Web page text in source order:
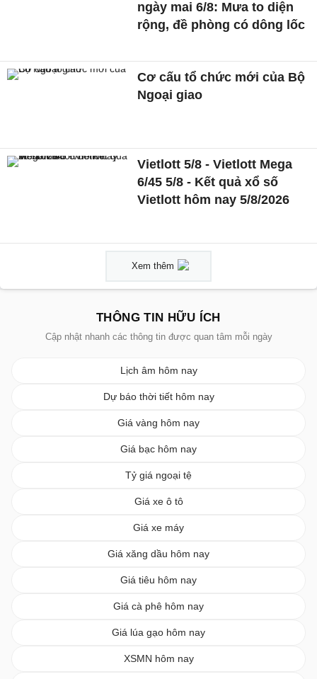
ngày mai 6/8: Mưa to diện
rộng, đề phòng có dông lốc
Cơ cấu tổ chức mới của Bộ
Ngoại giao
Vietlott 5/8 - Vietlott Mega
6/45 5/8 - Kết quả xổ số
Vietlott hôm nay 5/8/2026
Xem thêm
THÔNG TIN HỮU ÍCH
Cập nhật nhanh các thông tin được quan tâm mỗi ngày
Lịch âm hôm nay
Dự báo thời tiết hôm nay
Giá vàng hôm nay
Giá bạc hôm nay
Tỷ giá ngoại tệ
Giá xe ô tô
Giá xe máy
Giá xăng dầu hôm nay
Giá tiêu hôm nay
Giá cà phê hôm nay
Giá lúa gạo hôm nay
XSMN hôm nay